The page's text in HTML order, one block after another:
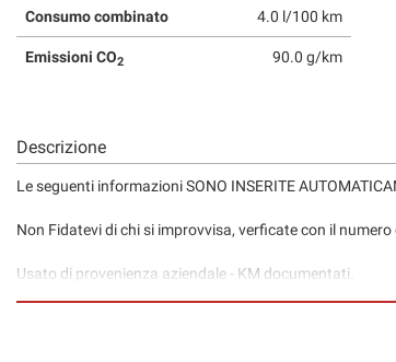
Consumo combinato 4.0 l/100 km
Emissioni CO2 90.0 g/km
Descrizione
Le seguenti informazioni SONO INSERITE
Non Fidatevi di chi si improvvisa, verficate con il
Usato di provenienza aziendale - KM documentati.
Finanziamenti personalizzati con possibilità di furto,